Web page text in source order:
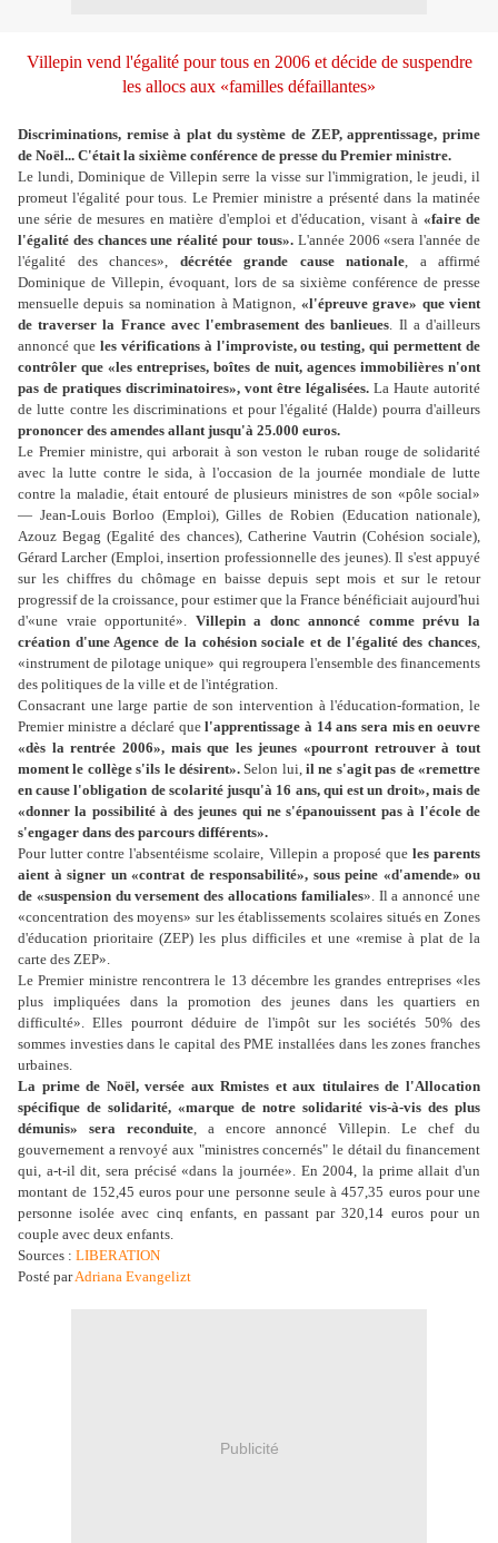
Villepin vend l'égalité pour tous en 2006 et décide de suspendre
les allocs aux «familles défaillantes»
Discriminations, remise à plat du système de ZEP, apprentissage, prime
de Noël... C'était la sixième conférence de presse du Premier ministre.
Le lundi, Dominique de Villepin serre la visse sur l'immigration, le jeudi, il
promeut l'égalité pour tous. Le Premier ministre a présenté dans la matinée
une série de mesures en matière d'emploi et d'éducation, visant à «faire de
l'égalité des chances une réalité pour tous».L'année 2006 «sera l'année de
l'égalité des chances», décrétée grande cause nationale, a affirmé
Dominique de Villepin, évoquant, lors de sa sixième conférence de presse
mensuelle depuis sa nomination à Matignon, «l'épreuve grave» que vient
de traverser la France avec l'embrasement des banlieues. Il a d'ailleurs
annoncé queles vérifications à l'improviste, ou testing, qui permettent de
contrôler que «les entreprises, boîtes de nuit, agences immobilières n'ont
pas de pratiques discriminatoires», vont être légalisées. La Haute autorité
de lutte contre les discriminations et pour l'égalité (Halde) pourra d'ailleurs
prononcer des amendes allant jusqu'à 25.000 euros.
Le Premier ministre, qui arborait à son veston le ruban rouge de solidarité
avec la lutte contre le sida, à l'occasion de la journée mondiale de lutte
contre la maladie, était entouré de plusieurs ministres de son «pôle social»
— Jean-Louis Borloo (Emploi), Gilles de Robien (Education nationale),
Azouz Begag (Egalité des chances), Catherine Vautrin (Cohésion sociale),
Gérard Larcher (Emploi, insertion professionnelle des jeunes). Il s'est appuyé
sur les chiffres du chômage en baisse depuis sept mois et sur le retour
progressif de la croissance, pour estimer que la France bénéficiait aujourd'hui
d'«une vraie opportunité». Villepin a donc annoncé comme prévu la
création d'une Agence de la cohésion sociale et de l'égalité des chances,
«instrument de pilotage unique» qui regroupera l'ensemble des financements
des politiques de la ville et de l'intégration.
Consacrant une large partie de son intervention à l'éducation-formation, le
Premier ministre a déclaré quel'apprentissage à 14 ans sera mis en oeuvre
«dès la rentrée 2006», mais que les jeunes «pourront retrouver à tout
moment le collège s'ils le désirent».Selon lui,il ne s'agit pas de «remettre
en cause l'obligation de scolarité jusqu'à 16 ans, qui est un droit», mais de
«donner la possibilité à des jeunes qui ne s'épanouissent pas à l'école de
s'engager dans des parcours différents».
Pour lutter contre l'absentéisme scolaire, Villepin a proposé que les parents
aient à signer un «contrat de responsabilité», sous peine «d'amende» ou
de «suspension du versement des allocations familiales». Il a annoncé une
«concentration des moyens» sur les établissements scolaires situés en Zones
d'éducation prioritaire (ZEP) les plus difficiles et une «remise à plat de la
carte des ZEP».
Le Premier ministre rencontrera le 13 décembre les grandes entreprises «les
plus impliquées dans la promotion des jeunes dans les quartiers en
difficulté». Elles pourront déduire de l'impôt sur les sociétés 50% des
sommes investies dans le capital des PME installées dans les zones franches
urbaines.
La prime de Noël, versée aux Rmistes et aux titulaires de l'Allocation
spécifique de solidarité, «marque de notre solidarité vis-à-vis des plus
démunis» sera reconduite, a encore annoncé Villepin. Le chef du
gouvernement a renvoyé aux "ministres concernés" le détail du financement
qui, a-t-il dit, sera précisé «dans la journée». En 2004, la prime allait d'un
montant de 152,45 euros pour une personne seule à 457,35 euros pour une
personne isolée avec cinq enfants, en passant par 320,14 euros pour un
couple avec deux enfants.
Sources : LIBERATION
Posté parAdriana Evangelizt
Publicité